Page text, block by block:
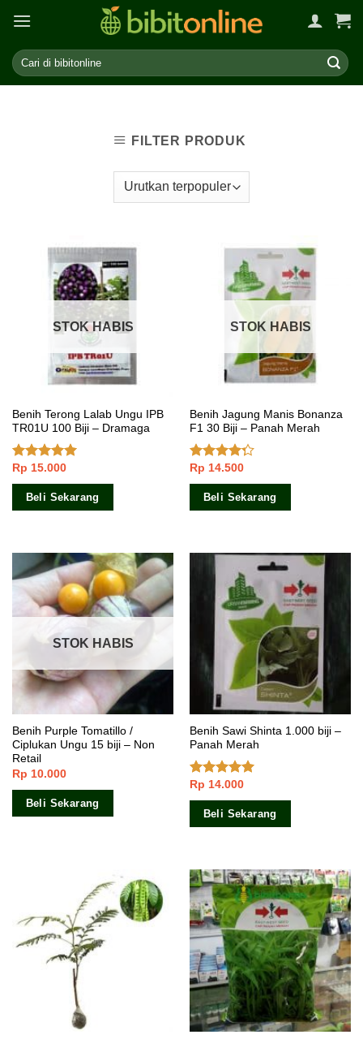
content
FILTER PRODUK
STOK HABIS
Benih Terong Lalab Ungu IPB
TR01U 100 Biji – Dramaga
Dinilai4.67
dari 5
Rp 15.000
Beli Sekarang
STOK HABIS
Benih Jagung Manis Bonanza
F1 30 Biji – Panah Merah
Dinilai
4.00dari
Rp 14.500
Beli Sekarang
STOK HABIS
Benih Purple Tomatillo /
Ciplukan Ungu 15 biji – Non
Retail
Rp 10.000
Beli Sekarang
Benih Sawi Shinta 1.000 biji –
Panah Merah
Dinilai5.00
dari 5
Rp 14.000
Beli Sekarang